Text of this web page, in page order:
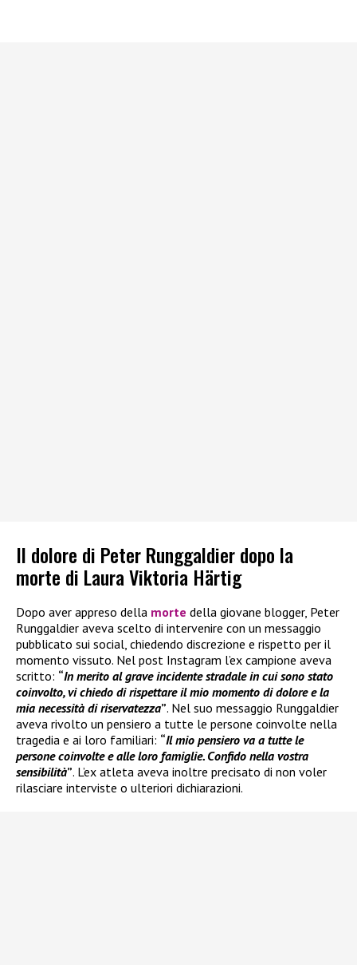
Il dolore di Peter Runggaldier dopo la
morte di Laura Viktoria Härtig
Dopo aver appreso della morte della giovane blogger, Peter
Runggaldier aveva scelto di intervenire con un messaggio
pubblicato sui social, chiedendo discrezione e rispetto per il
momento vissuto. Nel post Instagram l’ex campione aveva
scritto: “In merito al grave incidente stradale in cui sono stato
coinvolto, vi chiedo di rispettare il mio momento di dolore e la
mia necessità di riservatezza”. Nel suo messaggio Runggaldier
aveva rivolto un pensiero a tutte le persone coinvolte nella
tragedia e ai loro familiari: “Il mio pensiero va a tutte le
persone coinvolte e alle loro famiglie. Confido nella vostra
sensibilità”. L’ex atleta aveva inoltre precisato di non voler
rilasciare interviste o ulteriori dichiarazioni.